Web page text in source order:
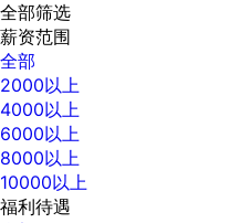
全部筛选
薪资范围
全部
2000以上
4000以上
6000以上
8000以上
10000以上
福利待遇